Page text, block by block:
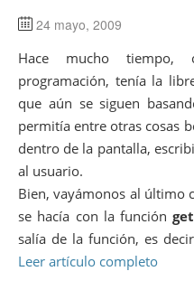
23
25
27
28
29
31
32
33
35
36
38
#include <stdio.h>
#include
#include <unistd.h>
#include <string.h>
int
struct termios
int ch;
/* Obtenemos
tcgetattr(
24 mayo, 2009
Hace mucho tiempo,
programación, tenía la
que aún se siguen
permitía entre otras cosas
dentro de la pantalla,
al usuario.
Bien, vayámonos al último
se hacía con la función
salía de la función, es
Leer artículo completo